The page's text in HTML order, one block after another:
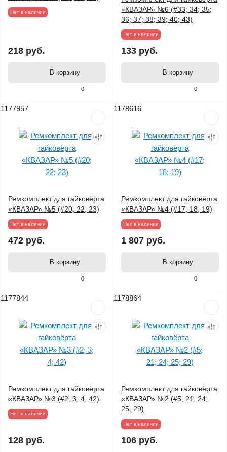
0
Нет в наличии
218 руб.
В корзину
0
«КВАЗАР» №6 (#33; 34; 35;
36; 37; 38; 39; 40; 43)
Нет в наличии
133 руб.
В корзину
1177957
0
Ремкомплект для гайковёрта
«КВАЗАР» №5 (#20; 22; 23)
Нет в наличии
472 руб.
В корзину
1178616
0
Ремкомплект для гайковёрта
«КВАЗАР» №4 (#17; 18; 19)
Нет в наличии
1 807 руб.
В корзину
1177844
Ремкомплект для гайковёрта
«КВАЗАР» №3 (#2; 3; 4; 42)
Нет в наличии
128 руб.
1178864
Ремкомплект для гайковёрта
«КВАЗАР» №2 (#5; 21; 24;
25; 29)
Нет в наличии
106 руб.